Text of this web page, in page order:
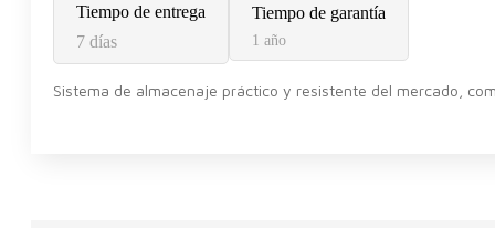
Tiempo de entrega
7 días
Tiempo de garantía
1 año
Sistema de almacenaje práctico y resistente del mercado,